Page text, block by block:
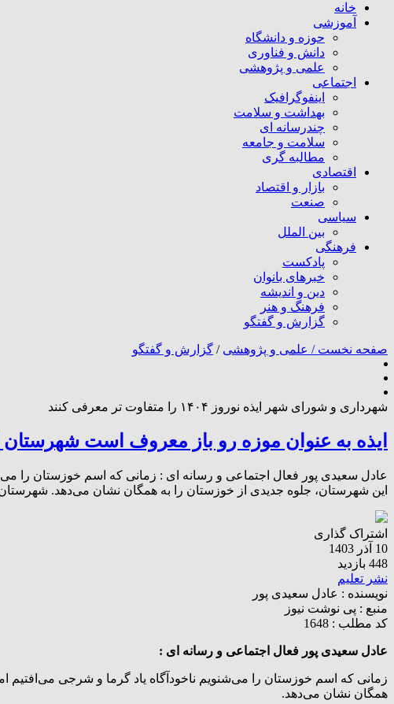
خانه
آموزشی
حوزه و دانشگاه
دانش و فناوری
علمی و پژوهشی
اجتماعی
اینفوگرافیک
بهداشت و سلامت
چندرسانه ای
سلامت و جامعه
مطالبه گری
اقتصادی
بازار و اقتصاد
صنعت
سیاسی
بین الملل
فرهنگی
پادکست
خبرهای بانوان
دین و اندیشه
فرهنگ و هنر
گزارش و گفتگو
صفحه نخست / علمی و پژوهشی / گزارش و گفتگو
شهرداری و شورای شهر ایذه نوروز ۱۴۰۴ را متفاوت تر معرفی کنند
ایذه به عنوان موزه رو باز معروف است
عادل سعیدی پور فعال اجتماعی و رسانه ای : زمانی که اسم خوزستان را
این شهرستان، جلوه جدیدی از خوزستان را به همگان نشان می‌دهد.
اشتراک گذاری
10 آذر 1403
448 بازدید
نشر تعلیم
نویسنده : عادل سعیدی پور
منبع : پی نوشت نیوز
کد مطلب : 1648
عادل سعیدی پور فعال اجتماعی و رسانه ای :
زمانی که اسم خوزستان را می‌شنویم ناخودآگاه یاد گرما و شرجی می‌افتیم
همگان نشان می‌دهد.